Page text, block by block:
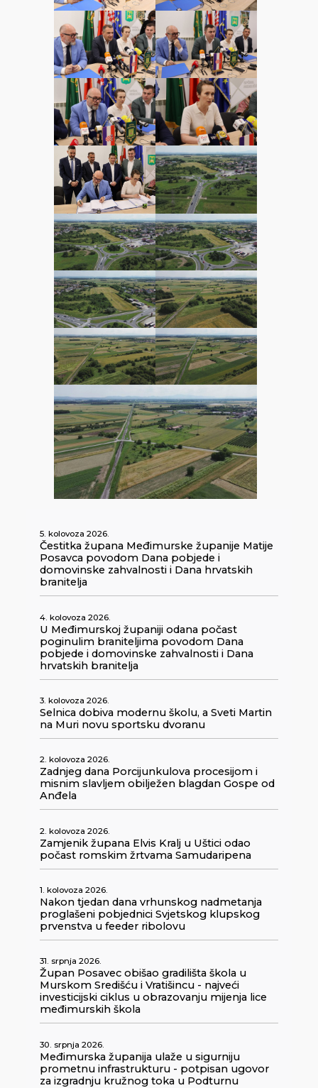
5. kolovoza 2026.
Čestitka župana Međimurske županije Matije
Posavca povodom Dana pobjede i
domovinske zahvalnosti i Dana hrvatskih
branitelja
4. kolovoza 2026.
U Međimurskoj županiji odana počast
poginulim braniteljima povodom Dana
pobjede i domovinske zahvalnosti i Dana
hrvatskih branitelja
3. kolovoza 2026.
Selnica dobiva modernu školu, a Sveti Martin
na Muri novu sportsku dvoranu
2. kolovoza 2026.
Zadnjeg dana Porcijunkulova procesijom i
misnim slavljem obilježen blagdan Gospe od
Anđela
2. kolovoza 2026.
Zamjenik župana Elvis Kralj u Uštici odao
počast romskim žrtvama Samudaripena
1. kolovoza 2026.
Nakon tjedan dana vrhunskog nadmetanja
proglašeni pobjednici Svjetskog klupskog
prvenstva u feeder ribolovu
31. srpnja 2026.
Župan Posavec obišao gradilišta škola u
Murskom Središću i Vratišincu - najveći
investicijski ciklus u obrazovanju mijenja lice
međimurskih škola
30. srpnja 2026.
Međimurska županija ulaže u sigurniju
prometnu infrastrukturu - potpisan ugovor
za izgradnju kružnog toka u Podturnu